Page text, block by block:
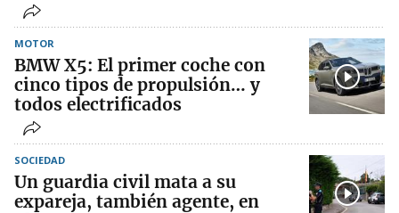
MOTOR
BMW X5: El primer coche con
cinco tipos de propulsión… y
todos electrificados
SOCIEDAD
Un guardia civil mata a su
expareja, también agente, en